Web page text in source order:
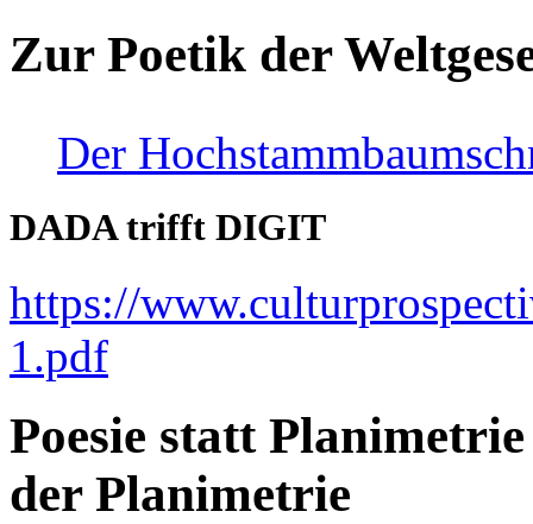
Zur Poetik der
Der
DADA trifft DIGIT
https://
1.pdf
Poesie statt
der Planimetrie